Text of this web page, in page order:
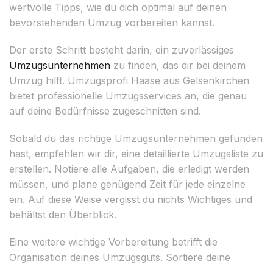
wertvolle Tipps, wie du dich optimal auf deinen
bevorstehenden Umzug vorbereiten kannst.
Der erste Schritt besteht darin, ein zuverlässiges
Umzugsunternehmen zu finden, das dir bei deinem
Umzug hilft. Umzugsprofi Haase aus Gelsenkirchen
bietet professionelle Umzugsservices an, die genau
auf deine Bedürfnisse zugeschnitten sind.
Sobald du das richtige Umzugsunternehmen gefunden
hast, empfehlen wir dir, eine detaillierte Umzugsliste zu
erstellen. Notiere alle Aufgaben, die erledigt werden
müssen, und plane genügend Zeit für jede einzelne
ein. Auf diese Weise vergisst du nichts Wichtiges und
behältst den Überblick.
Eine weitere wichtige Vorbereitung betrifft die
Organisation deines Umzugsguts. Sortiere deine